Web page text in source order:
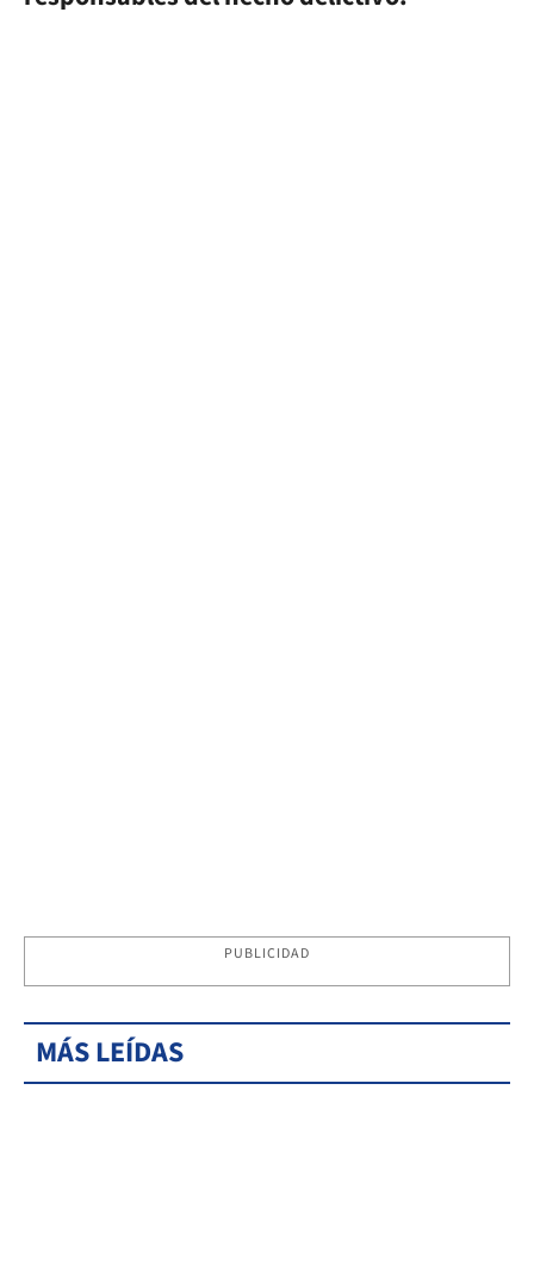
PUBLICIDAD
MÁS LEÍDAS